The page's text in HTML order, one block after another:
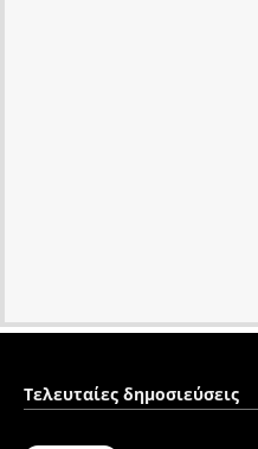
Τελευταίες δημοσιεύσεις